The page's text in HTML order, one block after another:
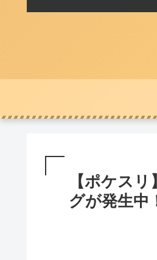
【ポケス
グが発生中